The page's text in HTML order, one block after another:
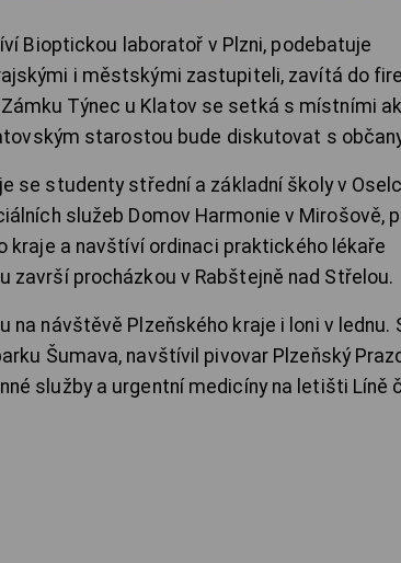
Bioptickou laboratoř v Plzni, podebatuje
i městskými zastupiteli, zavítá do
Zámku Týnec u Klatov se setká s místními
starostou bude diskutovat s
se studenty střední a základní školy v
služeb Domov Harmonie v Mirošově,
kraje a navštíví ordinaci praktického lékaře
završí procházkou v Rabštejně nad Střelou.
na návštěvě Plzeňského kraje i loni v lednu.
Šumava, navštívil pivovar Plzeňský
služby a urgentní medicíny na letišti Líně